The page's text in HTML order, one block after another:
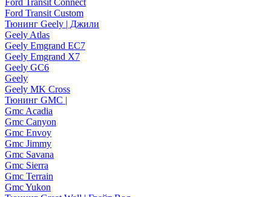
Ford Transit Connect
Ford Transit Custom
Тюнинг Geely | Джили
Geely Atlas
Geely Emgrand EC7
Geely Emgrand X7
Geely GC6
Geely
Geely MK Cross
Тюнинг GMC |
Gmc Acadia
Gmc Canyon
Gmc Envoy
Gmc Jimmy
Gmc Savana
Gmc Sierra
Gmc Terrain
Gmc Yukon